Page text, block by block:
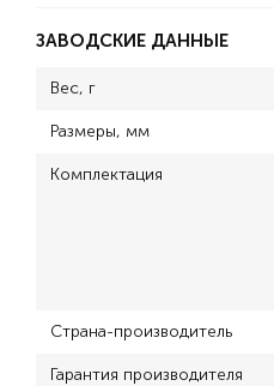
ЗАВОДСКИЕ ДАННЫЕ
Вес, г
Размеры, мм
Комплектация
Страна-производитель
Гарантия производителя